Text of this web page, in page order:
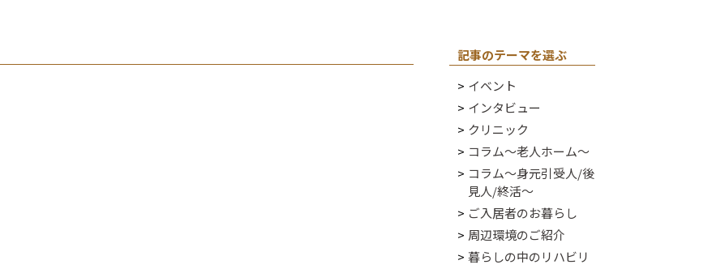
記事のテーマを選ぶ
イベント
インタビュー
クリニック
コラム～老人ホーム～
コラム～身元引受人/後
見人/終活～
ご入居者のお暮らし
周辺環境のご紹介
暮らしの中のリハビリ